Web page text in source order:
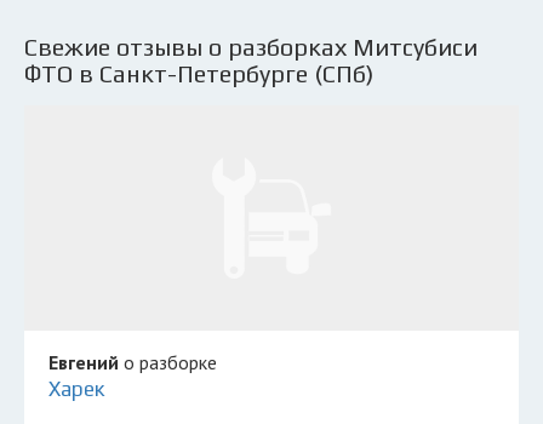
Свежие отзывы о разборках Митсубиси
ФТО в Санкт-Петербурге (СПб)
Евгений о разборке
Харек